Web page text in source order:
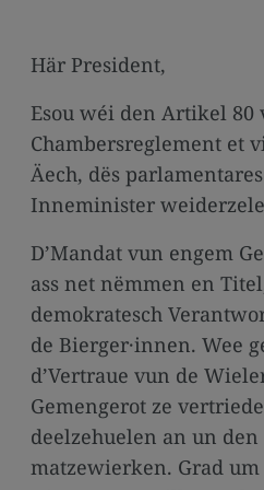
Här President,
Esou wéi den Artikel 80
Chambersreglement et
Äech, dës
Inneminister
D’Mandat vun engem
ass net nëmmen en
demokratesch
de Bierger·innen. Wee
d’Vertraue vun de
Gemengerot ze
deelzehuelen an un
matzewierken. Grad